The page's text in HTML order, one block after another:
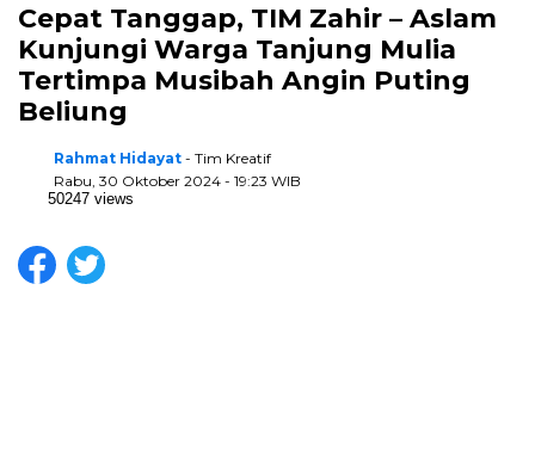
Cepat Tanggap, TIM Zahir – Aslam
Kunjungi Warga Tanjung Mulia
Tertimpa Musibah Angin Puting
Beliung
Rahmat Hidayat - Tim Kreatif
Rabu, 30 Oktober 2024 - 19:23 WIB
50247 views